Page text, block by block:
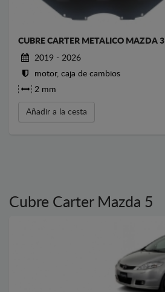
CUBRE CARTER METALICO MAZDA 3
2019 - 2026
motor, caja de cambios
2 mm
Añadir a la cesta
Cubre Carter Mazda 5